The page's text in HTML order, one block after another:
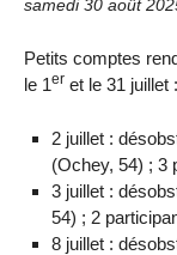
samedi 30 août
Petits comptes
le 1er et le 31 juillet :
2 juillet :
(Ochey, 54) ; 3
3 juillet :
54) ; 2
8 juillet :